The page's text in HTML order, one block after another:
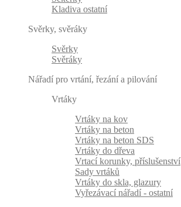
Kladiva ostatní
Svěrky, svěráky
Svěrky
Svěráky
Nářadí pro vrtání, řezání a pilování
Vrtáky
Vrtáky na kov
Vrtáky na beton
Vrtáky na beton SDS
Vrtáky do dřeva
Vrtací korunky, příslušenství
Sady vrtáků
Vrtáky do skla, glazury
Vyřezávací nářadí - ostatní